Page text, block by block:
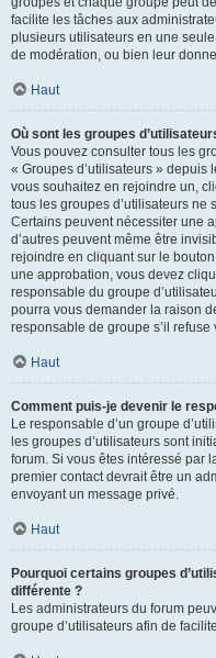
facilite les tâches aux
plusieurs utilisateurs en une
de modération, ou bien leur
Haut
Où sont les groupes
Vous pouvez consulter tous les
« Groupes d’utilisateurs » depuis
vous souhaitez en rejoindre un,
tous les groupes d’utilisateurs
Certains peuvent nécessiter une
d’autres peuvent même être
rejoindre en cliquant sur le
une approbation, vous devez
responsable du groupe
pourra vous demander la raison
responsable de groupe s’il refuse
Haut
Comment puis-je devenir le
Le responsable d’un groupe
les groupes d’utilisateurs sont
forum. Si vous êtes intéressé par
premier contact devrait être un
envoyant un message privé.
Haut
Pourquoi certains groupes
différente ?
Les administrateurs du forum
groupe d’utilisateurs afin de